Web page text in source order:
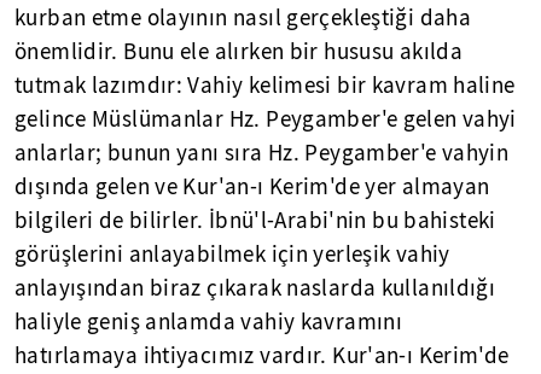
kurban etme olayının nasıl gerçekleştiği daha
önemlidir. Bunu ele alırken bir hususu akılda
tutmak lazımdır: Vahiy kelimesi bir kavram haline
gelince Müslümanlar Hz. Peygamber'e gelen vahyi
anlarlar; bunun yanı sıra Hz. Peygamber'e vahyin
dışında gelen ve Kur'an-ı Kerim'de yer almayan
bilgileri de bilirler. İbnü'l-Arabi'nin bu bahisteki
görüşlerini anlayabilmek için yerleşik vahiy
anlayışından biraz çıkarak naslarda kullanıldığı
haliyle geniş anlamda vahiy kavramını
hatırlamaya ihtiyacımız vardır. Kur'an-ı Kerim'de